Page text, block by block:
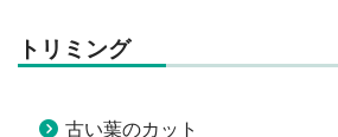
トリミング
古い葉のカット